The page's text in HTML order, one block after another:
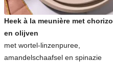
Heek à la meunière met chorizo
en olijven
met wortel-linzenpuree,
amandelschaafsel en spinazie